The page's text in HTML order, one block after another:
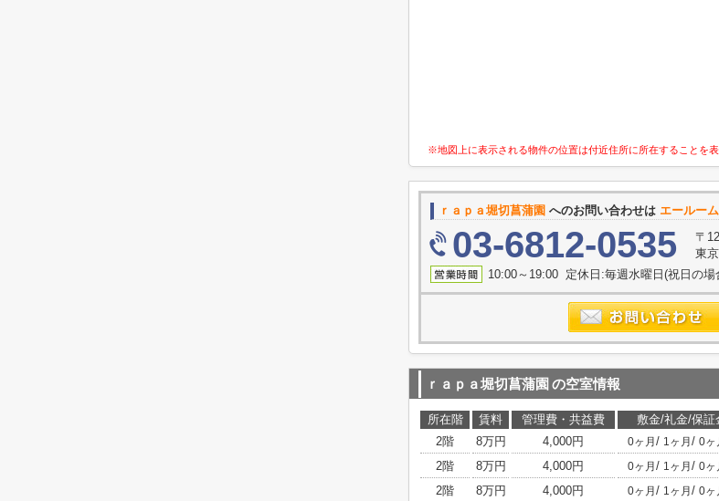
※地図上に表示される物件の位置は付近住所に所在することを
ｒａｐａ堀切菖蒲園 へのお問い合わせは エールー
03-6812-0535
〒
東
10:00～19:00 定休日:毎週水曜日(祝日の場
ｒａｐａ堀切菖蒲園 の空室情報
所在階 賃料 管理費・共益費 敷金/礼金/保証
2階
8万円 4,000円 0ヶ月 / 1ヶ月 / 0ヶ
2階
8万円 4,000円 0ヶ月 / 1ヶ月 / 0ヶ
2階
8万円 4,000円 0ヶ月 / 1ヶ月 / 0ヶ